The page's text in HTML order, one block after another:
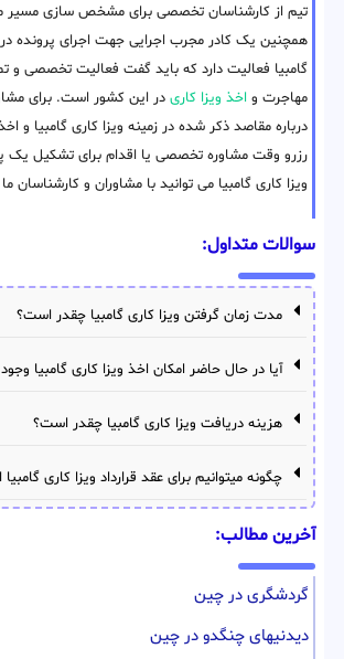
تیم از کارشناسان تخصصی برای مشخص سازی مسیر
همچنین یک کادر مجرب اجرایی جهت اجرای پرونده در
گامبیا فعالیت دارد که باید گفت فعالیت تخصصی و
مهاجرت و اخذ ویزا کاری در این کشور است. برای
درباره مقاصد ذکر شده در زمینه ویزا کاری گامبیا و
رزرو وقت مشاوره تخصصی یا اقدام برای تشکیل یک
ویزا کاری گامبیا می توانید با مشاوران و کارشناسان
سوالات متداول:
مدت زمان گرفتن ویزا کاری گامبیا چقدر است؟
آیا در حال حاضر امکان اخذ ویزا کاری گامبیا وجود
هزینه دریافت ویزا کاری گامبیا چقدر است؟
چگونه میتوانیم برای عقد قرارداد ویزا کاری
آخرین مطالب:
گردشگری در چین
دیدنیهای چنگدو در چین